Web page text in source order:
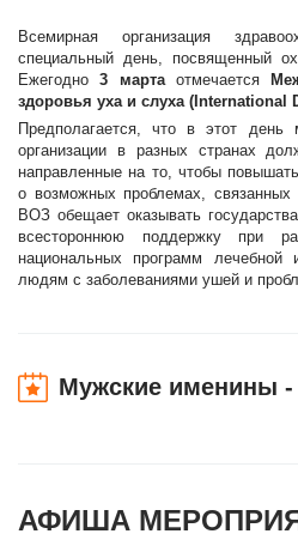
Всемирная организация
специальный день, посвященный
Ежегодно3 мартаотмечается
здоровья уха и слуха (International
Предполагается, что в этот день
организации в разных странах
направленные на то, чтобы
о возможных проблемах,
ВОЗ обещает оказывать
всестороннюю поддержку при
национальных программ лечебной
людям с заболеваниями ушей и
Мужские именины -
АФИША